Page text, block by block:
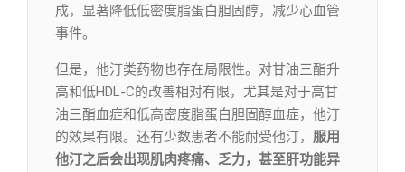
成，显著降低低密度脂蛋白胆固醇，减少心血管
事件。
但是，他汀类药物也存在局限性。对甘油三酯升
高和低HDL-C的改善相对有限，尤其是对于高甘
油三酯血症和低高密度脂蛋白胆固醇血症，他汀
的效果有限。还有少数患者不能耐受他汀， 服用
他汀之后会出现肌肉疼痛、乏力，甚至肝功能异